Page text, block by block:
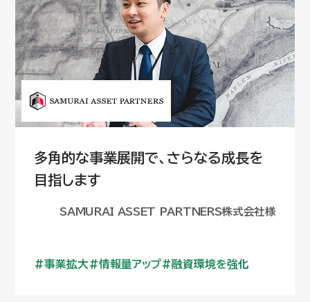
多角的な事業展開で、さらなる成長を
目指します
SAMURAI ASSET PARTNERS株式会社様
事業拡大 情報量アップ 融資環境を強化